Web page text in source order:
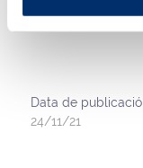
Data de publicació
24/11/21